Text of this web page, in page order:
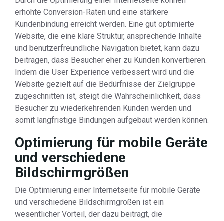
erhöhte Conversion-Raten und eine stärkere
Kundenbindung erreicht werden. Eine gut optimierte
Website, die eine klare Struktur, ansprechende Inhalte
und benutzerfreundliche Navigation bietet, kann dazu
beitragen, dass Besucher eher zu Kunden konvertieren.
Indem die User Experience verbessert wird und die
Website gezielt auf die Bedürfnisse der Zielgruppe
zugeschnitten ist, steigt die Wahrscheinlichkeit, dass
Besucher zu wiederkehrenden Kunden werden und
somit langfristige Bindungen aufgebaut werden können.
Optimierung für mobile Geräte
und verschiedene
Bildschirmgrößen
Die Optimierung einer Internetseite für mobile Geräte
und verschiedene Bildschirmgrößen ist ein
wesentlicher Vorteil, der dazu beiträgt, die